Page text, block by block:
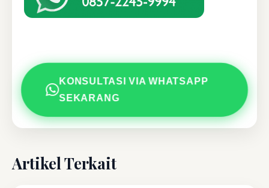
KONSULTASI VIA WHATSAPP
SEKARANG
Artikel Terkait